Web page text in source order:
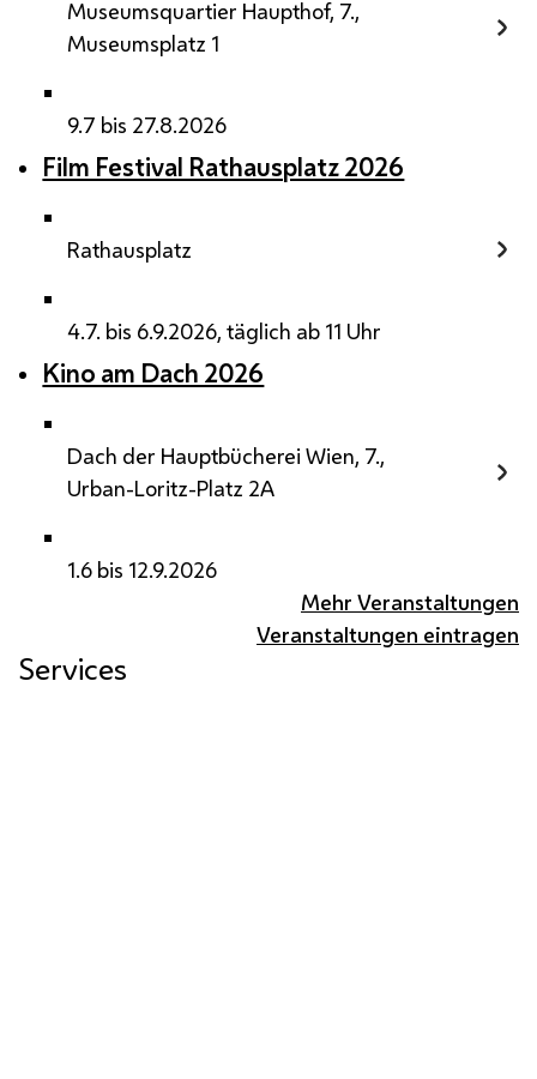
Museumsquartier Haupthof, 7.,
Museumsplatz 1
9.7 bis 27.8.2026
Film Festival Rathausplatz 2026
Rathausplatz
4.7. bis 6.9.2026, täglich ab 11 Uhr
Kino am Dach 2026
Dach der Hauptbücherei Wien, 7.,
Urban-Loritz-Platz 2A
1.6 bis 12.9.2026
Mehr Veranstaltungen
Veranstaltungen eintragen
Services